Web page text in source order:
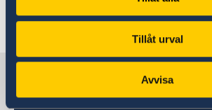
Tillåt urval
Avvisa
Senast uppdaterad 29 juli 2026, 11.49
Sverige i Österrike